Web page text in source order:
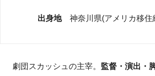
出身地 神奈川県(アメリカ移住
劇団スカッシュの主宰。 監督・演出・